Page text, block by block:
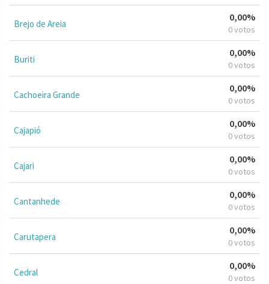
Brejo de Areia
0,00%
0 votos
Buriti
0,00%
0 votos
Cachoeira Grande
0,00%
0 votos
Cajapió
0,00%
0 votos
Cajari
0,00%
0 votos
Cantanhede
0,00%
0 votos
Carutapera
0,00%
0 votos
Cedral
0,00%
0 votos